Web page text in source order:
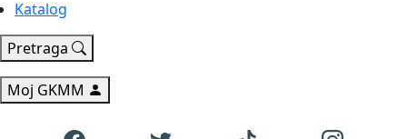
Katalog
Pretraga
Moj GKMM